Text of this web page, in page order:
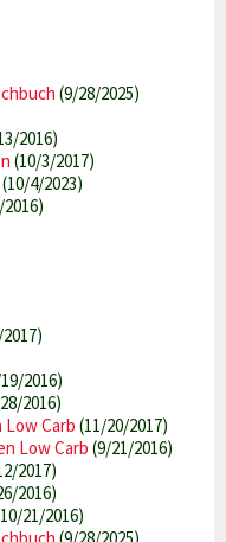
(9/28/2025)
2016)
(10/3/2017)
(10/4/2023)
2016)
2016)
Carb (11/20/2017)
Low Carb (9/21/2016)
2017)
2016)
21/2016)
(9/28/2025)